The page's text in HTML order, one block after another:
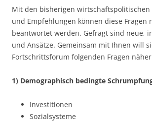
Mit den bisherigen wirtschaftspolitischen
und Empfehlungen können diese Fragen
beantwortet werden. Gefragt sind neue,
und Ansätze. Gemeinsam mit Ihnen will
Fortschrittsforum folgenden Fragen
1) Demographisch bedingte
Investitionen
Sozialsysteme